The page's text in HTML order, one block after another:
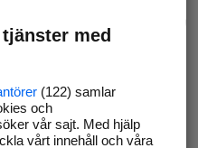
och försök igen
med
(122) samlar
och
vår sajt. Med hjälp
vårt innehåll och våra